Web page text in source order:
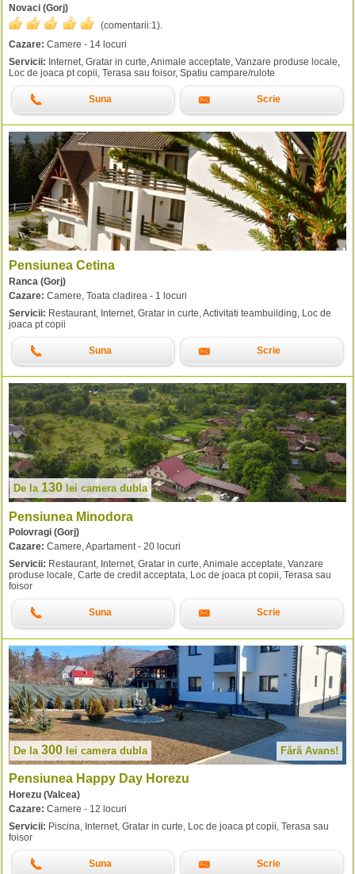
Novaci (Gorj)
(comentarii:1).
Cazare: Camere - 14 locuri
Servicii: Internet, Gratar in curte, Animale acceptate, Vanzare produse locale,
Loc de joaca pt copii, Terasa sau foisor, Spatiu campare/rulote
Suna Scrie
Pensiunea Cetina
Ranca (Gorj)
Cazare: Camere, Toata cladirea - 1 locuri
Servicii: Restaurant, Internet, Gratar in curte, Activitati teambuilding, Loc de
joaca pt copii
Suna Scrie
De la 130 lei camera dubla
Pensiunea Minodora
Polovragi (Gorj)
Cazare: Camere, Apartament - 20 locuri
Servicii: Restaurant, Internet, Gratar in curte, Animale acceptate, Vanzare
produse locale, Carte de credit acceptata, Loc de joaca pt copii, Terasa sau
foisor
Suna Scrie
De la 300 lei camera dubla Fără Avans!
Pensiunea Happy Day Horezu
Horezu (Valcea)
Cazare: Camere - 12 locuri
Servicii: Piscina, Internet, Gratar in curte, Loc de joaca pt copii, Terasa sau
foisor
Suna Scrie